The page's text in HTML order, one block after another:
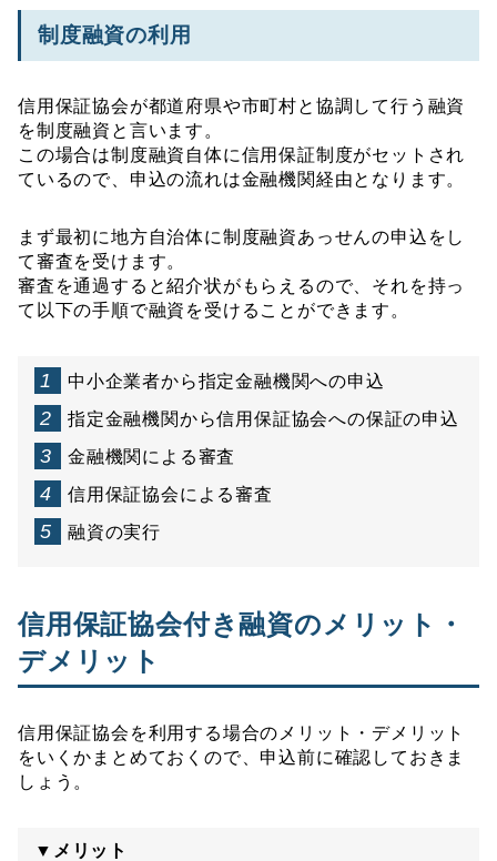
制度融資の利用
信用保証協会が都道府県や市町村と協調して行う融資
を制度融資と言います。
この場合は制度融資自体に信用保証制度がセットされ
ているので、申込の流れは金融機関経由となります。
まず最初に地方自治体に制度融資あっせんの申込をし
て審査を受けます。
審査を通過すると紹介状がもらえるので、それを持っ
て以下の手順で融資を受けることができます。
中小企業者から指定金融機関への申込
指定金融機関から信用保証協会への保証の申込
金融機関による審査
信用保証協会による審査
融資の実行
信用保証協会付き融資のメリット・
デメリット
信用保証協会を利用する場合のメリット・デメリット
をいくかまとめておくので、申込前に確認しておきま
しょう。
▼メリット